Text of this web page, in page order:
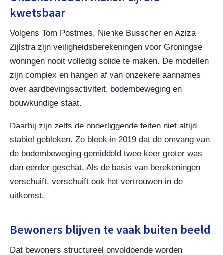
kwetsbaar
Volgens Tom Postmes, Nienke Busscher en Aziza
Zijlstra zijn veiligheidsberekeningen voor Groningse
woningen nooit volledig solide te maken. De modellen
zijn complex en hangen af van onzekere aannames
over aardbevingsactiviteit, bodembeweging en
bouwkundige staat.
Daarbij zijn zelfs de onderliggende feiten niet altijd
stabiel gebleken. Zo bleek in 2019 dat de omvang van
de bodembeweging gemiddeld twee keer groter was
dan eerder geschat. Als de basis van berekeningen
verschuift, verschuift ook het vertrouwen in de
uitkomst.
Bewoners blijven te vaak buiten beeld
Dat bewoners structureel onvoldoende worden